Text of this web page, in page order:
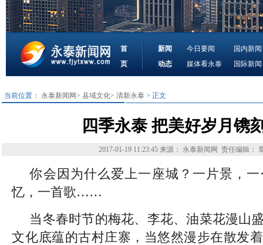
首
页
新闻
动态
今日要闻
媒体看永泰
国内新闻
国际新闻
当前位置： 永泰新闻网>县域文化>清新永泰 > 正文
四季永泰 把美好岁月镌
2017-01-19 11:23:45 来源： 永泰新闻网 责任编辑：
你会因为什么爱上一座城？一片景，
忆，一首歌……
当冬春时节的梅花、李花、油菜花漫山
文化底蕴的古村庄寨，当悠然漫步在散发